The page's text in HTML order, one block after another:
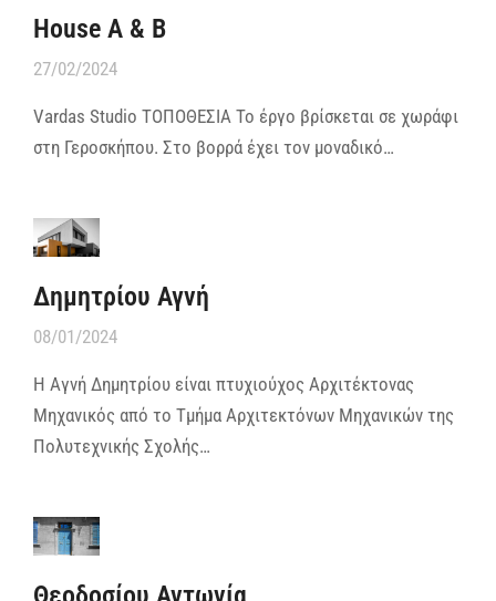
House A & B
27/02/2024
Vardas Studio ΤΟΠΟΘΕΣΙΑ Το έργο βρίσκεται σε χωράφι
στη Γεροσκήπου. Στο βορρά έχει τον μοναδικό…
Δημητρίου Αγνή
08/01/2024
Η Αγνή Δημητρίου είναι πτυχιούχος Αρχιτέκτονας
Μηχανικός από το Τμήμα Αρχιτεκτόνων Μηχανικών της
Πολυτεχνικής Σχολής…